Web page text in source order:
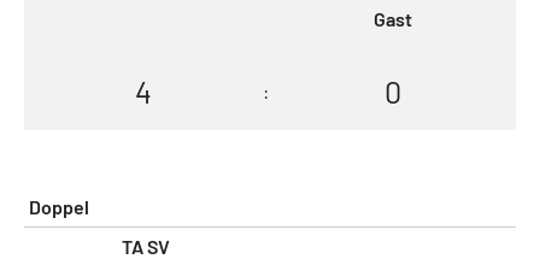
Gast
4 : 0
Doppel
TA SV